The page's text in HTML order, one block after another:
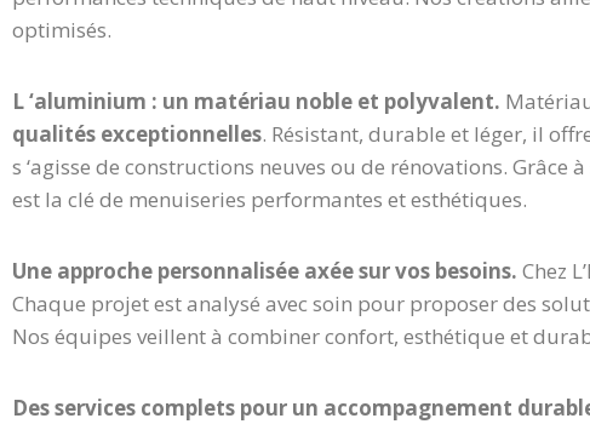
optimisés.
L ‘aluminium : un matériau noble et polyvalent.
qualités exceptionnelles. Résistant, durable et léger, il
s ‘agisse de constructions neuves ou de rénovations.
est la clé de menuiseries performantes et esthétiques.
Une approche personnalisée axée sur vos besoins. Chez
Chaque projet est analysé avec soin pour proposer des
Nos équipes veillent à combiner confort, esthétique et
Des services complets pour un accompagnement